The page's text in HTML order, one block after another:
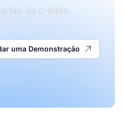
de crédito.
uma Demonstração